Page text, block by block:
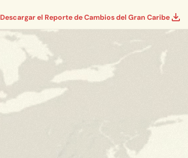
Descargar el Reporte de Cambios del Gran Caribe